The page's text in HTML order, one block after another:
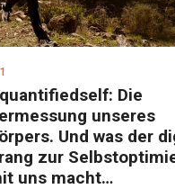
Die
unseres
Und was der
zur
uns macht…